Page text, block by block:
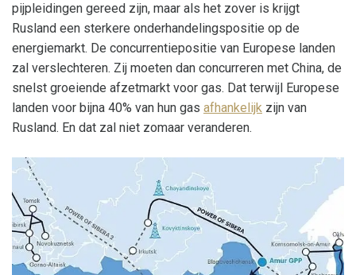
pijpleidingen gereed zijn, maar als het zover is krijgt
Rusland een sterkere onderhandelingspositie op de
energiemarkt. De concurrentiepositie van Europese landen
zal verslechteren. Zij moeten dan concurreren met China, de
snelst groeiende afzetmarkt voor gas. Dat terwijl Europese
landen voor bijna 40% van hun gas afhankelijk zijn van
Rusland. En dat zal niet zomaar veranderen.